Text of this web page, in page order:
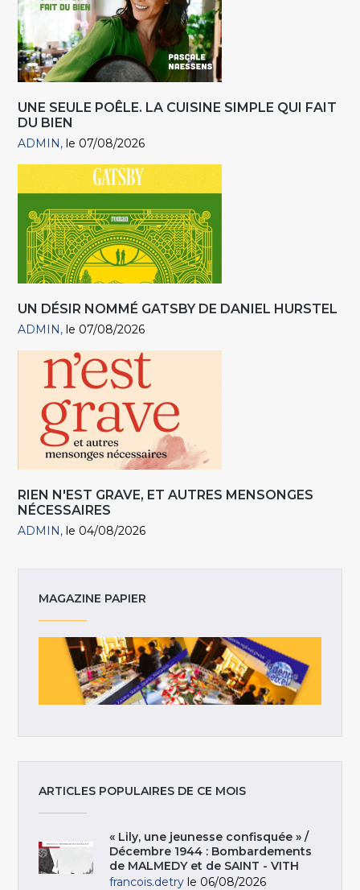
UNE SEULE POÊLE. LA CUISINE SIMPLE QUI FAIT
DU BIEN
ADMIN le 07/08/2026
UN DÉSIR NOMMÉ GATSBY DE DANIEL HURSTEL
ADMIN le 07/08/2026
RIEN N'EST GRAVE, ET AUTRES MENSONGES
NÉCESSAIRES
ADMIN le 04/08/2026
MAGAZINE PAPIER
ARTICLES POPULAIRES DE CE MOIS
« Lily, une jeunesse confisquée » /
Décembre 1944 : Bombardements
de MALMEDY et de SAINT - VITH
francois.detry le 06/08/2026